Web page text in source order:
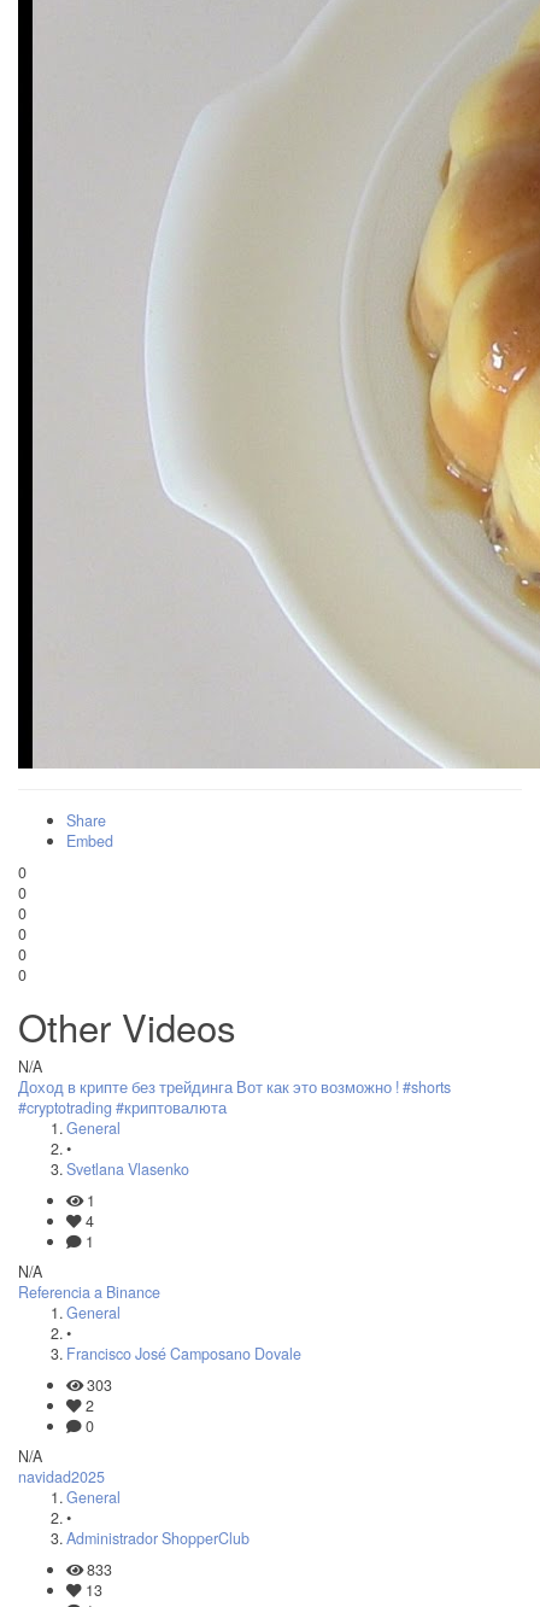
Share
Embed
0
0
0
0
0
0
Other Videos
N/A
Доход в крипте без трейдинга Вот как это возможно ! #shorts
#cryptotrading #криптовалюта
General
•
Svetlana Vlasenko
1
4
1
N/A
Referencia a Binance
General
•
Francisco José Camposano Dovale
303
2
0
N/A
navidad2025
General
•
Administrador ShopperClub
833
13